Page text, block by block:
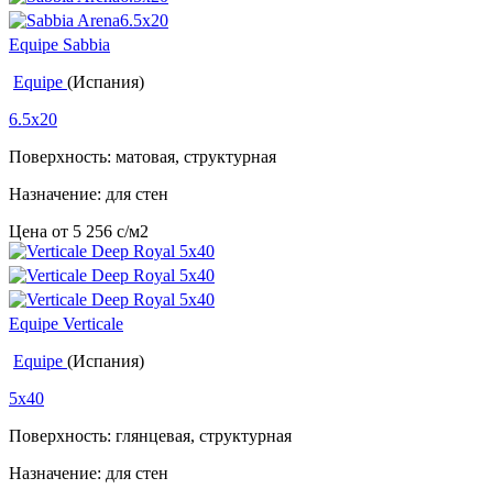
Equipe Sabbia
Equipe (Испания)
6.5x20
Поверхность: матовая, структурная
Назначение: для стен
Цена от 5 256 c/м2
Equipe Verticale
Equipe (Испания)
5x40
Поверхность: глянцевая, структурная
Назначение: для стен